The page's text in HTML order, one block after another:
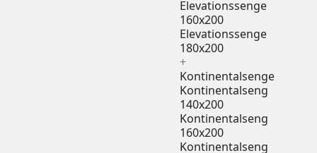
Elevationssenge
160x200
Elevationssenge
180x200
+
Kontinentalsenge
Kontinentalseng
140x200
Kontinentalseng
160x200
Kontinentalseng